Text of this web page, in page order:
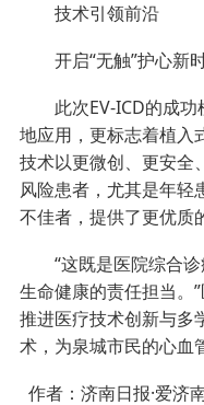
技术引领前沿
开启“无触”护心新
此次EV-ICD的成功
地应用，更标志着植入
技术以更微创、更安全
风险患者，尤其是年轻
不佳者，提供了更优质
“这既是医院综合诊
生命健康的责任担当。
推进医疗技术创新与多
术，为泉城市民的心血
作者：济南日报·爱济